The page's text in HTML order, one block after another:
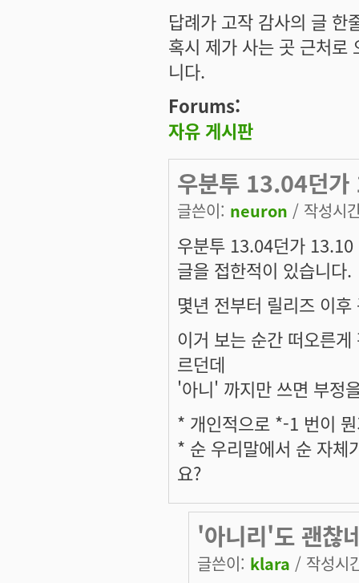
답례가 고작 감사의 글 한
혹시 제가 사는 곳 근처로
니다.
Forums:
자유 게시판
우분투 13.04던
글쓴이: neuron / 작성시
우분투 13.04던가
글을 접한적이 있습니다.
몇년 전부터 릴리즈 이
이거 보는 순간 떠오른
르던데
'아니' 까지만 쓰면 부정
* 개인적으로 *-1 번이
* 순 우리말에서 순 자체
요?
'아니리'도 괜찮
글쓴이: klara / 작성시